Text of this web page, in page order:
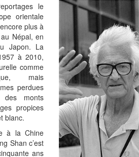
le
orientale
plus à
Népal, en
Japon. La
à 2010,
comme
mais
perdues
des monts
propices
blanc.
à la Chine
Shan c’est
ans